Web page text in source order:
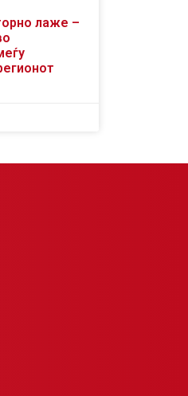
лаже –